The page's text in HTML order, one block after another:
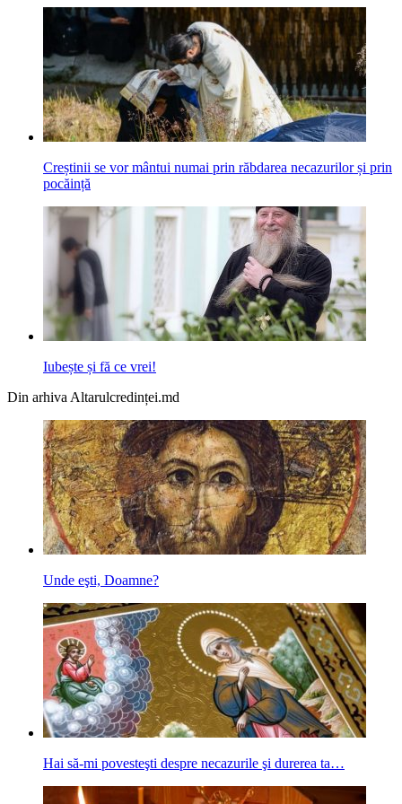
Creștinii se vor mântui numai prin răbdarea necazurilor și prin
pocăință
Iubește și fă ce vrei!
Din arhiva Altarulcredinței.md
Unde eşti, Doamne?
Hai să-mi povesteşti despre necazurile şi durerea ta…